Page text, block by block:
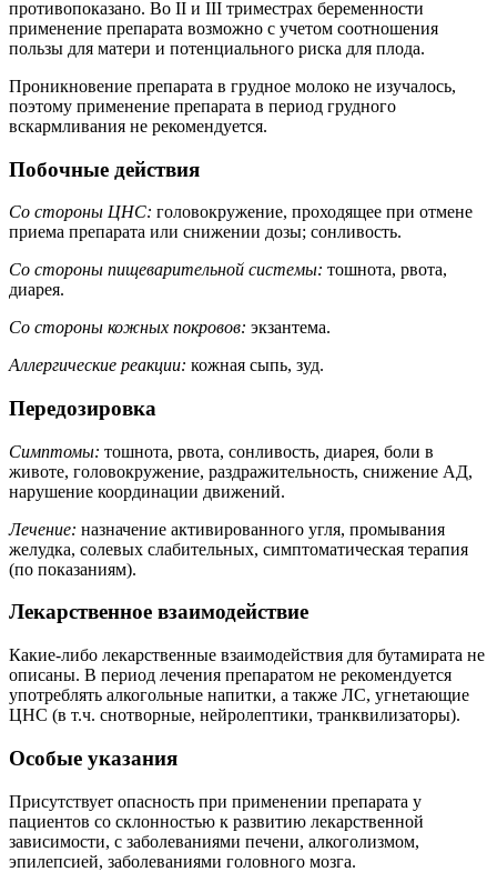
противопоказано. Во II и III триместрах беременности
применение препарата возможно с учетом соотношения
пользы для матери и потенциального риска для плода.
Проникновение препарата в грудное молоко не изучалось,
поэтому применение препарата в период грудного
вскармливания не рекомендуется.
Побочные действия
Со стороны ЦНС: головокружение, проходящее при отмене
приема препарата или снижении дозы; сонливость.
Со стороны пищеварительной системы: тошнота, рвота,
диарея.
Со стороны кожных покровов: экзантема.
Аллергические реакции: кожная сыпь, зуд.
Передозировка
Симптомы: тошнота, рвота, сонливость, диарея, боли в
животе, головокружение, раздражительность, снижение АД,
нарушение координации движений.
Лечение: назначение активированного угля, промывания
желудка, солевых слабительных, симптоматическая терапия
(по показаниям).
Лекарственное взаимодействие
Какие-либо лекарственные взаимодействия для бутамирата не
описаны. В период лечения препаратом не рекомендуется
употреблять алкогольные напитки, а также ЛС, угнетающие
ЦНС (в т.ч. снотворные, нейролептики, транквилизаторы).
Особые указания
Присутствует опасность при применении препарата у
пациентов со склонностью к развитию лекарственной
зависимости, с заболеваниями печени, алкоголизмом,
эпилепсией, заболеваниями головного мозга.